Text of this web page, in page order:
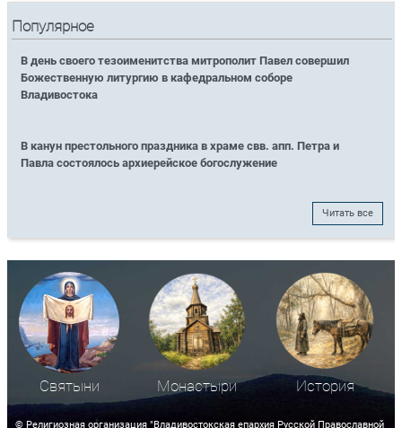
Популярное
В день своего тезоименитства митрополит Павел совершил
Божественную литургию в кафедральном соборе
Владивостока
В канун престольного праздника в храме свв. апп. Петра и
Павла состоялось архиерейское богослужение
Читать все
Святыни Монастыри История
© Религиозная организация "Владивостокская епархия Русской Православной